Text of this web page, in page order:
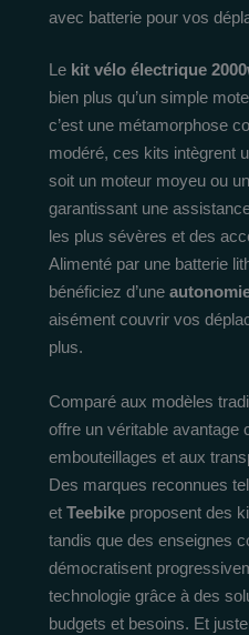
avec batterie pour vos
Le kit vélo électrique
bien plus qu’un simple
c’est une métamorphose
modéré, ces kits intègrent
soit un moteur moyeu ou
garantissant une
les plus sévères et des
Alimenté par une batterie
bénéficiez d’une
aisément couvrir vos
plus.
Comparé aux modèles
offre un véritable avantage
embouteillages et aux
Des marques reconnues
et Teebike proposent des
tandis que des enseignes
démocratisent
technologie grâce à des
budgets et besoins. Et